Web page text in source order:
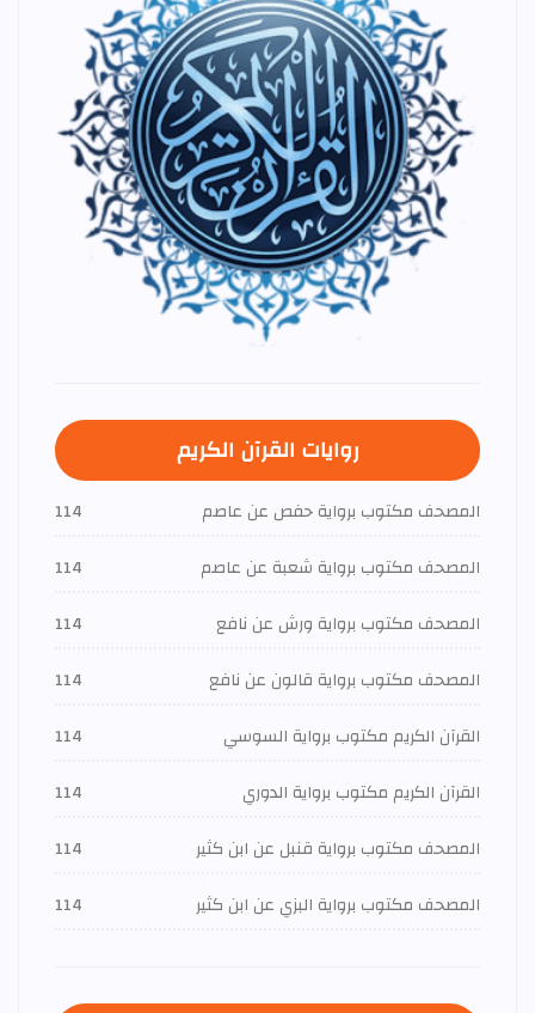
روايات القرآن الكريم
المصحف مكتوب برواية حفص عن عاصم
114
المصحف مكتوب برواية شعبة عن عاصم
114
المصحف مكتوب برواية ورش عن نافع
114
المصحف مكتوب برواية قالون عن نافع
114
القرآن الكريم مكتوب برواية السوسي
114
القرآن الكريم مكتوب برواية الدوري
114
المصحف مكتوب برواية قنبل عن ابن كثير
114
المصحف مكتوب برواية البزي عن ابن كثير
114